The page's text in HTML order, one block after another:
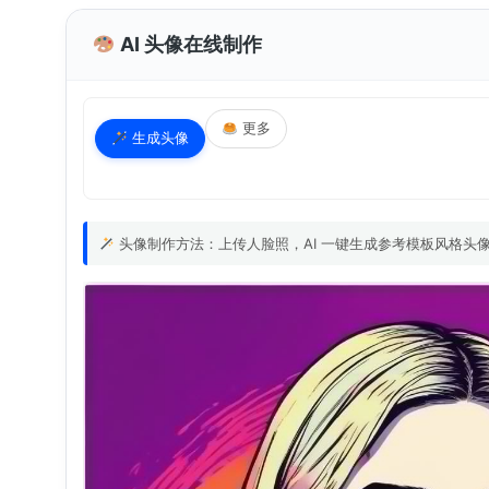
AI 头像在线制作
生成头像
更多
头像制作方法：上传人脸照，AI 一键生成参考模板风格头